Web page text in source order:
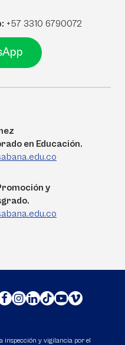
+57 3310 6790072
en Educación.
y
inspección y vigilancia por el